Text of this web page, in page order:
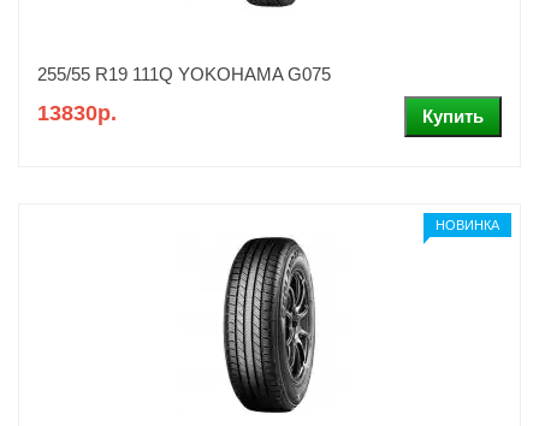
255/55 R19 111Q YOKOHAMA G075
13830р.
НОВИНКА